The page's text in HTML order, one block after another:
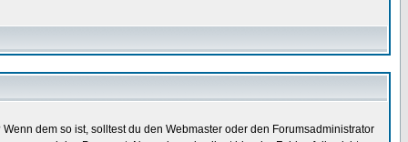
dem so ist, solltest du den Webmaster oder den Forumsadministrator